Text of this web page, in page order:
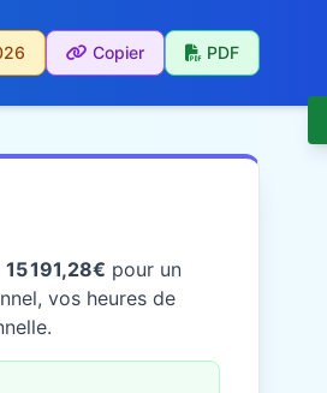
Copier PDF
15 191,28€ pour un
vos heures de